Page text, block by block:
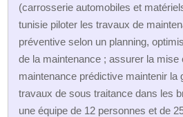
(carrosserie automobiles et
tunisie piloter les travaux de
préventive selon un planning,
de la maintenance ; assurer la mise
maintenance prédictive maintenir la
travaux de sous traitance dans les
une équipe de 12 personnes et de